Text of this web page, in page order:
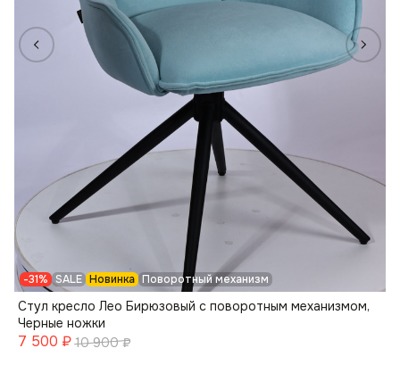
-31% SALE Новинка Поворотный механизм
Стул кресло Лео Бирюзовый с поворотным механизмом,
Черные ножки
7 500 ₽ 10 900 ₽